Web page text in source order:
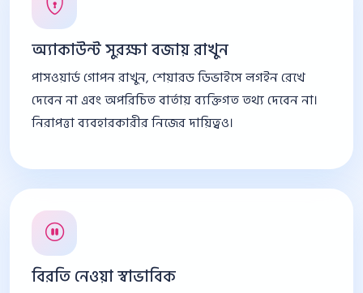
অ্যাকাউন্ট সুরক্ষা বজায় রাখুন
পাসওয়ার্ড গোপন রাখুন, শেয়ারড ডিভাইসে লগইন রেখে
দেবেন না এবং অপরিচিত বার্তায় ব্যক্তিগত তথ্য দেবেন না।
নিরাপত্তা ব্যবহারকারীর নিজের দায়িত্বও।
বিরতি নেওয়া স্বাভাবিক